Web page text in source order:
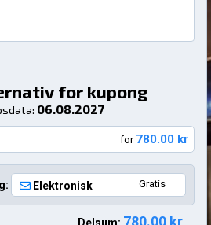
for kupong
06.08.2027
for 780.00 kr
Elektronisk Gratis
780.00 kr